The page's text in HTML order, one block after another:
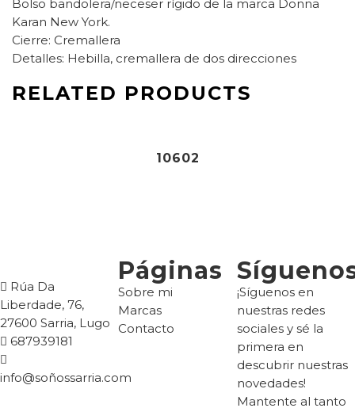
Bolso bandolera/neceser rígido de la marca Donna
Karan New York.
Cierre: Cremallera
Detalles: Hebilla, cremallera de dos direcciones
RELATED PRODUCTS
10602
Rúa Da
Liberdade, 76,
27600 Sarria, Lugo
687939181
info@soñossarria.com
Páginas
Sobre mi
Marcas
Contacto
¡Síguenos en
nuestras redes
sociales y sé la
primera en
descubrir nuestras
novedades!
Mantente al tanto